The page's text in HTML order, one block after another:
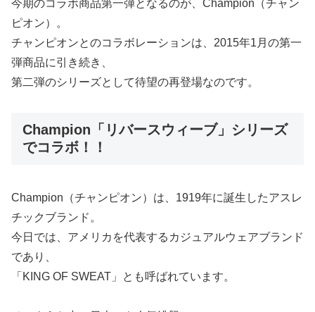
今期のコラボ商品第一弾となるのが、Champion（チャン
ピオン）。
チャンピオンとのコラボレーションは、2015年1月の第一
弾商品に引き続き、
第二弾のシリーズとして待望の再登場なのです。
Champion「リバースウィーブ」シリーズ
でコラボ！！
Champion（チャンピオン）は、1919年に誕生したアスレ
チックブランド。
今日では、アメリカを代表するカジュアルウェアブランド
であり、
「KING OF SWEAT」とも呼ばれています。